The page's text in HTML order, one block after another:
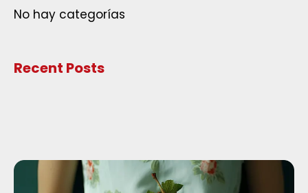
No hay categorías
Recent Posts